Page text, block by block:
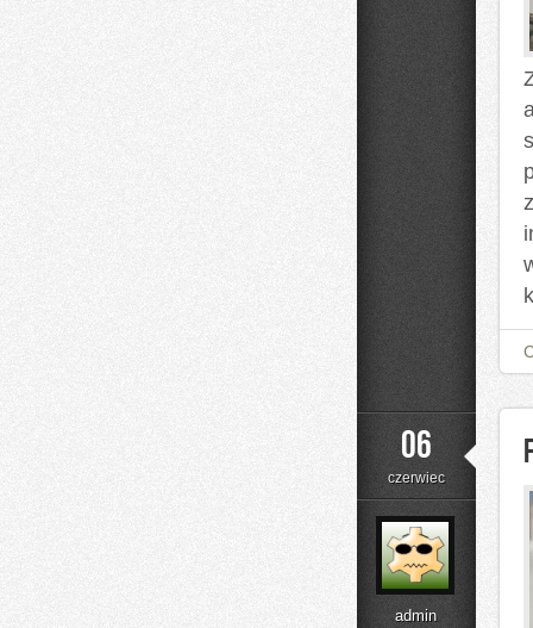
06
czerwiec
admin